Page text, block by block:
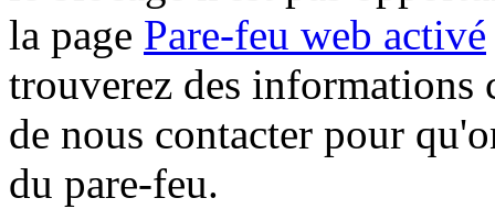
la page Pare-feu web activé
trouverez des informations
de nous contacter pour
du pare-feu.